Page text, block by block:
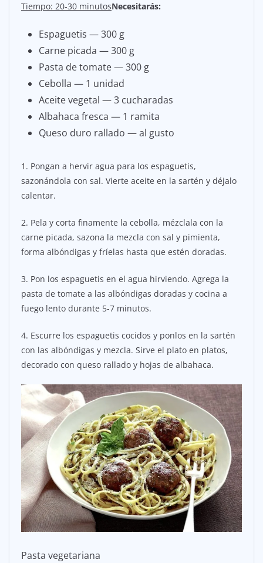
Tiempo: 20-30 minutosNecesitarás:
Espaguetis — 300 g
Carne picada — 300 g
Pasta de tomate — 300 g
Cebolla — 1 unidad
Aceite vegetal — 3 cucharadas
Albahaca fresca — 1 ramita
Queso duro rallado — al gusto
1. Pongan a hervir agua para los espaguetis,
sazonándola con sal. Vierte aceite en la sartén y déjalo
calentar.
2. Pela y corta finamente la cebolla, mézclala con la
carne picada, sazona la mezcla con sal y pimienta,
forma albóndigas y fríelas hasta que estén doradas.
3. Pon los espaguetis en el agua hirviendo. Agrega la
pasta de tomate a las albóndigas doradas y cocina a
fuego lento durante 5-7 minutos.
4. Escurre los espaguetis cocidos y ponlos en la sartén
con las albóndigas y mezcla. Sirve el plato en platos,
decorado con queso rallado y hojas de albahaca.
Pasta vegetariana